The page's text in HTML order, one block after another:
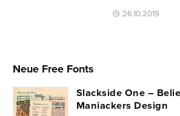
26.10.2019
Neue Free Fonts
Slackside One –
Maniackers Design